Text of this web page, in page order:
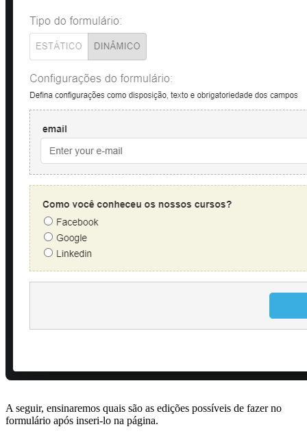
A seguir, ensinaremos quais são as edições possíveis de fazer no
formulário após inseri-lo na página.